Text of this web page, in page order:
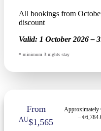
All bookings from
discount
Valid: 1 October 2026 –
* minimum 3 nights stay
From
AU$1,565
Approximately
–